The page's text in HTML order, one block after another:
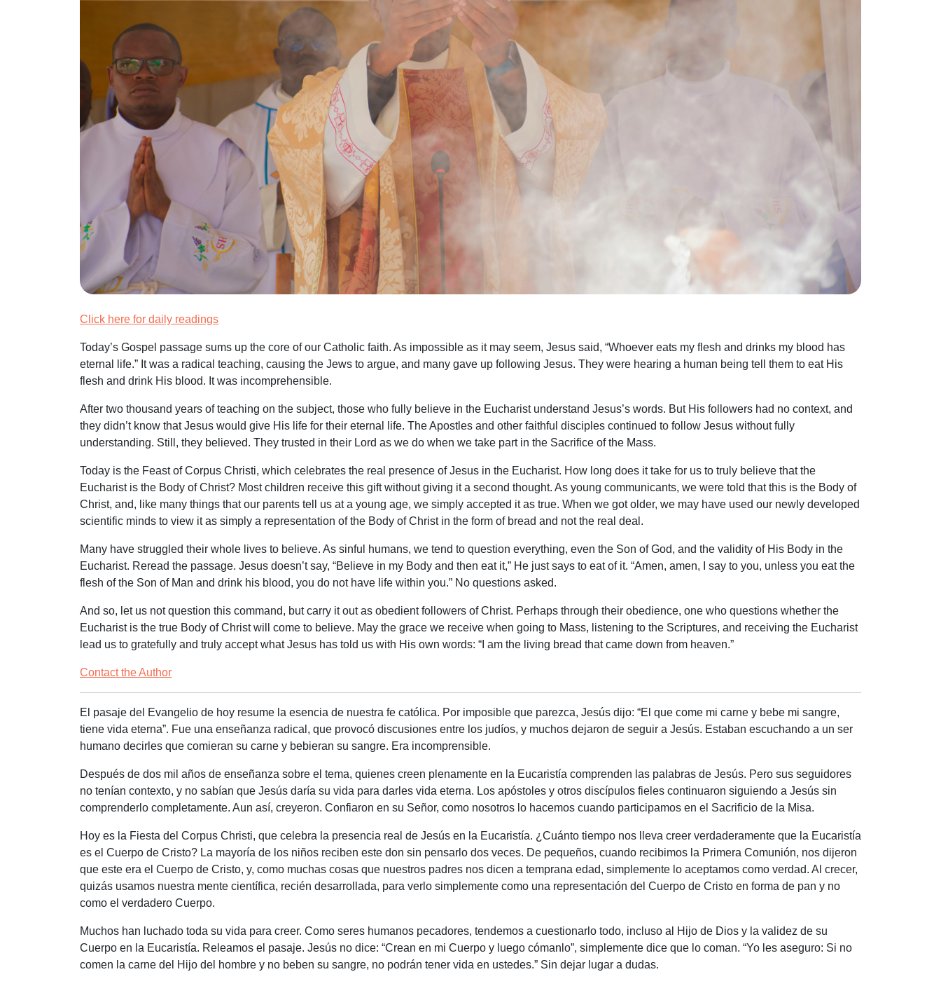
Click here for daily readings
Today’s Gospel passage sums up the core of our Catholic faith. As impossible as it may seem, Jesus said, “Whoever eats my flesh and drinks my blood has
eternal life.” It was a radical teaching, causing the Jews to argue, and many gave up following Jesus. They were hearing a human being tell them to eat His
flesh and drink His blood. It was incomprehensible.
After two thousand years of teaching on the subject, those who fully believe in the Eucharist understand Jesus’s words. But His followers had no context, and
they didn’t know that Jesus would give His life for their eternal life. The Apostles and other faithful disciples continued to follow Jesus without fully
understanding. Still, they believed. They trusted in their Lord as we do when we take part in the Sacrifice of the Mass.
Today is the Feast of Corpus Christi, which celebrates the real presence of Jesus in the Eucharist. How long does it take for us to truly believe that the
Eucharist is the Body of Christ? Most children receive this gift without giving it a second thought. As young communicants, we were told that this is the Body of
Christ, and, like many things that our parents tell us at a young age, we simply accepted it as true. When we got older, we may have used our newly developed
scientific minds to view it as simply a representation of the Body of Christ in the form of bread and not the real deal.
Many have struggled their whole lives to believe. As sinful humans, we tend to question everything, even the Son of God, and the validity of His Body in the
Eucharist. Reread the passage. Jesus doesn’t say, “Believe in my Body and then eat it,” He just says to eat of it. “Amen, amen, I say to you, unless you eat the
flesh of the Son of Man and drink his blood, you do not have life within you.” No questions asked.
And so, let us not question this command, but carry it out as obedient followers of Christ. Perhaps through their obedience, one who questions whether the
Eucharist is the true Body of Christ will come to believe. May the grace we receive when going to Mass, listening to the Scriptures, and receiving the Eucharist
lead us to gratefully and truly accept what Jesus has told us with His own words: “I am the living bread that came down from heaven.”
Contact the Author
El pasaje del Evangelio de hoy resume la esencia de nuestra fe católica. Por imposible que parezca, Jesús dijo: “El que come mi carne y bebe mi sangre,
tiene vida eterna”. Fue una enseñanza radical, que provocó discusiones entre los judíos, y muchos dejaron de seguir a Jesús. Estaban escuchando a un ser
humano decirles que comieran su carne y bebieran su sangre. Era incomprensible.
Después de dos mil años de enseñanza sobre el tema, quienes creen plenamente en la Eucaristía comprenden las palabras de Jesús. Pero sus seguidores
no tenían contexto, y no sabían que Jesús daría su vida para darles vida eterna. Los apóstoles y otros discípulos fieles continuaron siguiendo a Jesús sin
comprenderlo completamente. Aun así, creyeron. Confiaron en su Señor, como nosotros lo hacemos cuando participamos en el Sacrificio de la Misa.
Hoy es la Fiesta del Corpus Christi, que celebra la presencia real de Jesús en la Eucaristía. ¿Cuánto tiempo nos lleva creer verdaderamente que la Eucaristía
es el Cuerpo de Cristo? La mayoría de los niños reciben este don sin pensarlo dos veces. De pequeños, cuando recibimos la Primera Comunión, nos dijeron
que este era el Cuerpo de Cristo, y, como muchas cosas que nuestros padres nos dicen a temprana edad, simplemente lo aceptamos como verdad. Al crecer,
quizás usamos nuestra mente científica, recién desarrollada, para verlo simplemente como una representación del Cuerpo de Cristo en forma de pan y no
como el verdadero Cuerpo.
Muchos han luchado toda su vida para creer. Como seres humanos pecadores, tendemos a cuestionarlo todo, incluso al Hijo de Dios y la validez de su
Cuerpo en la Eucaristía. Releamos el pasaje. Jesús no dice: “Crean en mi Cuerpo y luego cómanlo”, simplemente dice que lo coman. “Yo les aseguro: Si no
comen la carne del Hijo del hombre y no beben su sangre, no podrán tener vida en ustedes.” Sin dejar lugar a dudas.